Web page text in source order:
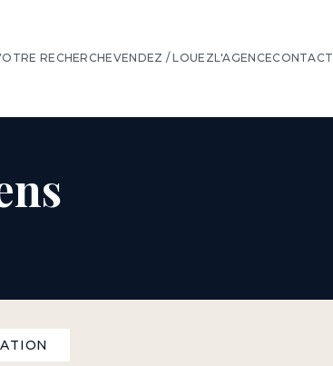
RECHERCHEVENDEZ / LOUEZL'AGENCECONTACT